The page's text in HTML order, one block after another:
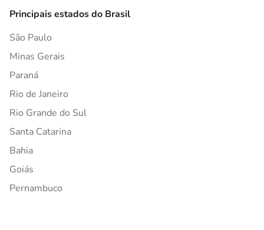
Principais estados do Brasil
São Paulo
Minas Gerais
Paraná
Rio de Janeiro
Rio Grande do Sul
Santa Catarina
Bahia
Goiás
Pernambuco